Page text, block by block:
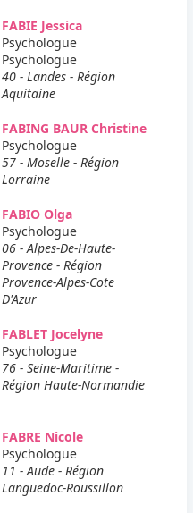
FABIE Jessica
Psychologue
Psychologue
40 - Landes - Région
Aquitaine
FABING BAUR Christine
Psychologue
57 - Moselle - Région
Lorraine
FABIO Olga
Psychologue
06 - Alpes-De-Haute-
Provence - Région
Provence-Alpes-Cote
D'Azur
FABLET Jocelyne
Psychologue
76 - Seine-Maritime -
Région Haute-Normandie
FABRE Nicole
Psychologue
11 - Aude - Région
Languedoc-Roussillon